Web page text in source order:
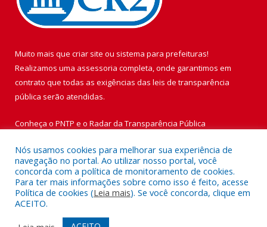
Muito mais que criar site ou sistema para prefeituras!
Realizamos uma assessoria completa, onde garantimos em
contrato que todas as exigências das leis de transparência
pública serão atendidas.
Conheça o PNTP e o Radar da Transparência Pública
Todos os direitos reservados a Prefeitura Municipal de Vigia de
Nazaré.
Nós usamos cookies para melhorar sua experiência de
navegação no portal. Ao utilizar nosso portal, você
concorda com a política de monitoramento de cookies.
Para ter mais informações sobre como isso é feito, acesse
Política de cookies (Leia mais). Se você concorda, clique em
ACEITO.